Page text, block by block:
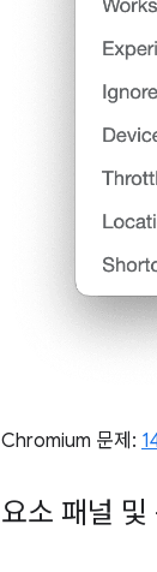
Chromium 문제:
요소 패널